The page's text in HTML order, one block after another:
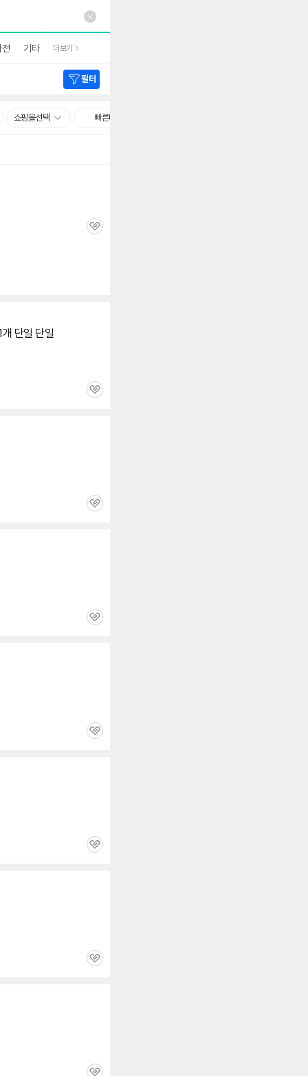
전 기타 더보기
필터
쇼핑몰선택 빠른배송
관
단일 단일
관
관
관
관
관
관